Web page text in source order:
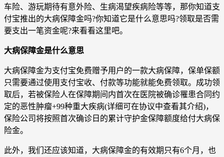
车险、游玩期待有意外险、生病渴望疾病险等等，那你知道支
付宝推出的大病保障金吗?你知道它是什么意思吗?领取是否需
要支出一笔资金呢?来看看这里吧。
大病保障金是什么意思
大病保障金为支付宝免费赠予用户的一款大病保障，保单保额
只需要通过使用支付宝收、付款等功能就能免费领取。成功领
取后，若被保险人在保障期间内首次在医院被确诊罹患合同约
定的恶性肿瘤+99种重大疾病(详细可在协议中查看其介绍)，
保险公司将按照首次确诊日的累计守护金保障额度给付大病保
险金。
此外，我们还应该知道，大病保障金的有效期只有6个月，也